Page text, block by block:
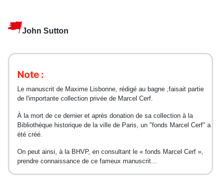
John Sutton
Note :
Le manuscrit de Maxime Lisbonne, rédigé au bagne ,faisait partie
de l'importante collection privée de Marcel Cerf.
À la mort de ce dernier et après donation de sa collection à la
Bibliothèque historique de la ville de Paris, un "fonds Marcel Cerf" a
été créé.
On peut ainsi, à la BHVP, en consultant le « fonds Marcel Cerf »,
prendre connaissance de ce fameux manuscrit...